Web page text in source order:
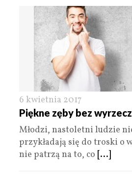
6 kwietnia 2017
Piękne zęby bez
Młodzi, nastoletni ludzie
przykładają się do troski o
nie patrzą na to, co [...]